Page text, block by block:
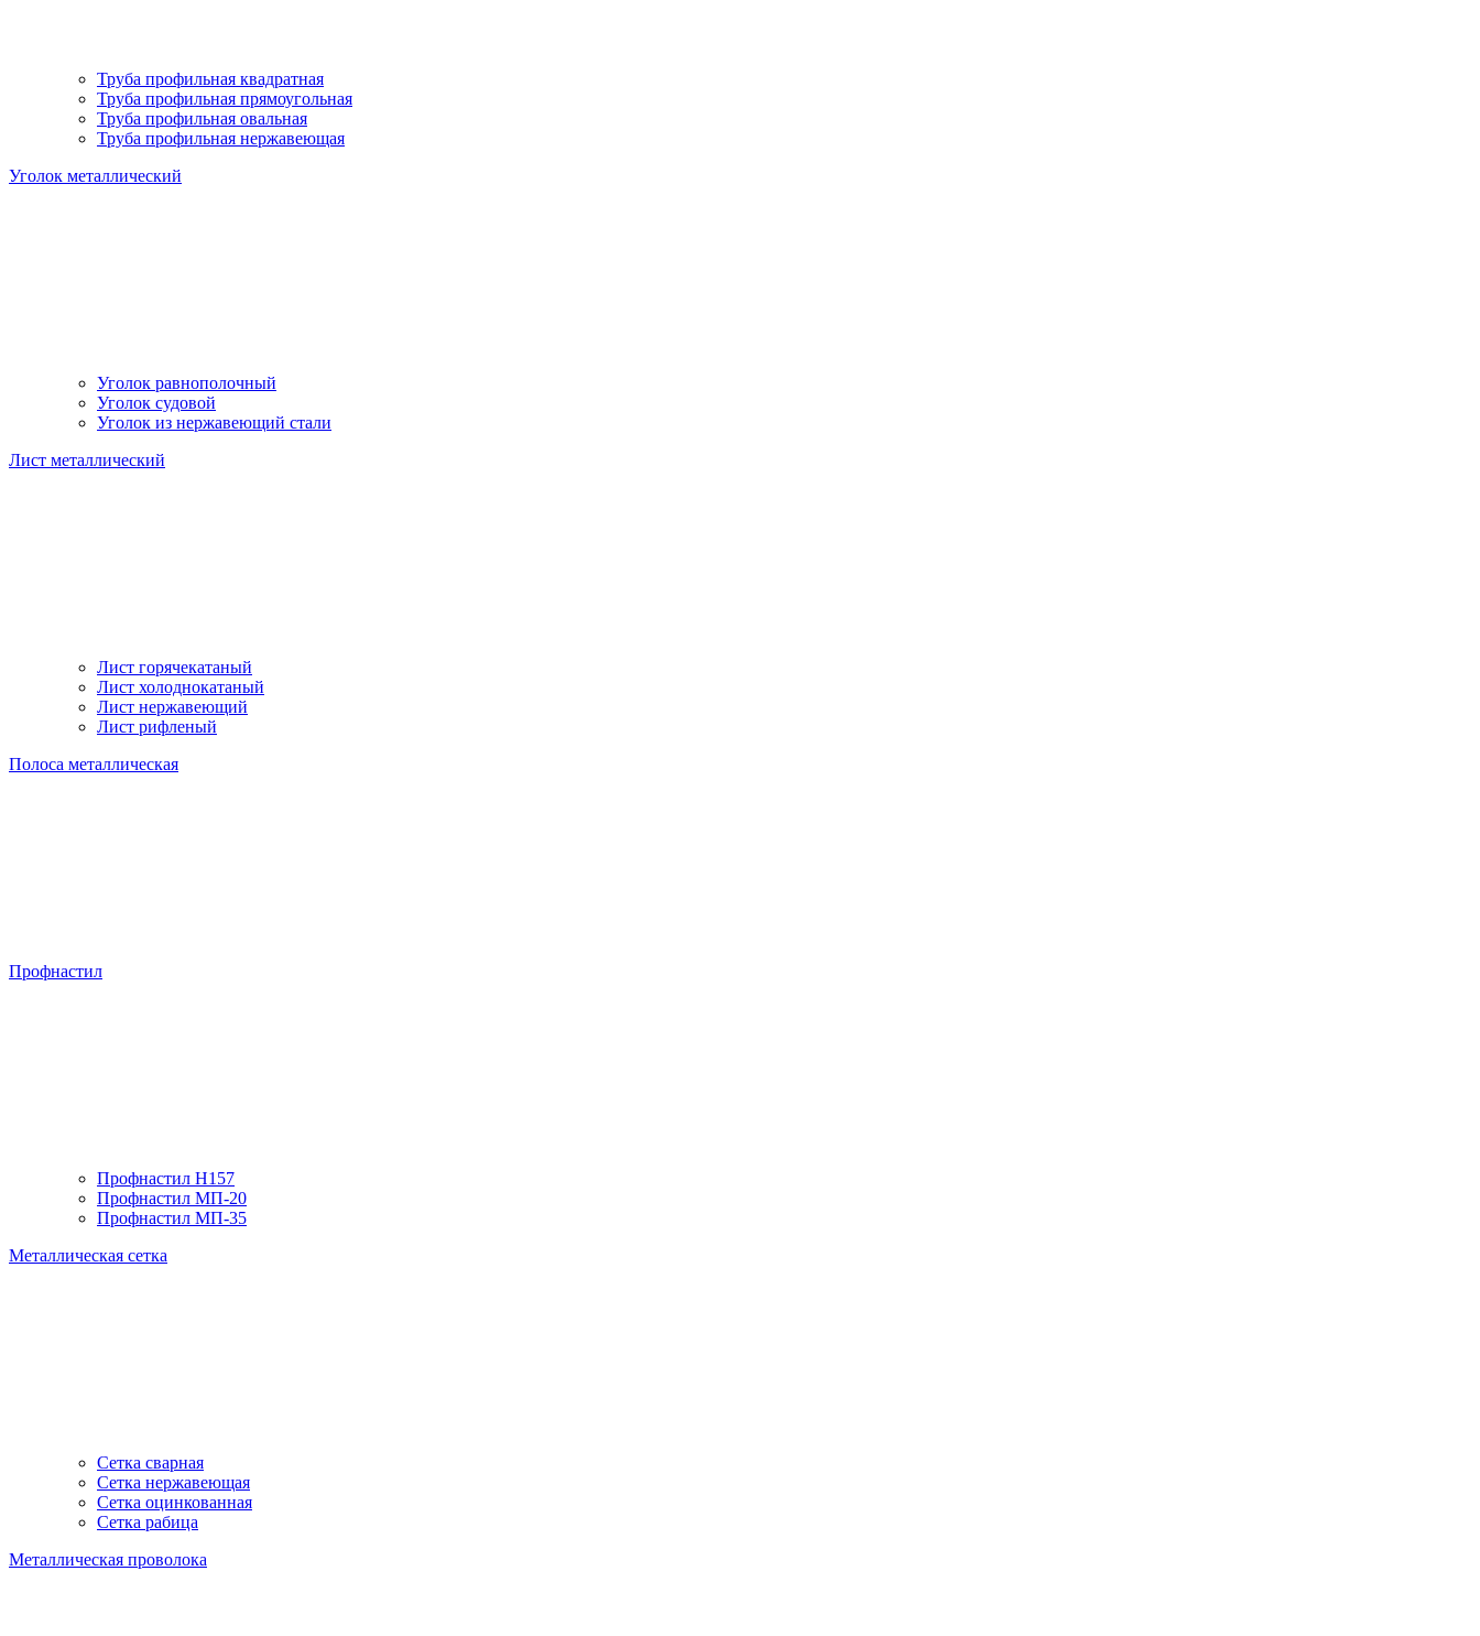
Труба профильная квадратная
Труба профильная прямоугольная
Труба профильная овальная
Труба профильная нержавеющая
Уголок металлический
Уголок равнополочный
Уголок судовой
Уголок из нержавеющий стали
Лист металлический
Лист горячекатаный
Лист холоднокатаный
Лист нержавеющий
Лист рифленый
Полоса металлическая
Профнастил
Профнастил H157
Профнастил МП-20
Профнастил МП-35
Металлическая сетка
Сетка сварная
Сетка нержавеющая
Сетка оцинкованная
Сетка рабица
Металлическая проволока